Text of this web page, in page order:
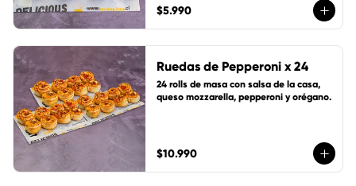
$5.990
Ruedas de Pepperoni x 24
24 rolls de masa con salsa de la casa,
queso mozzarella, pepperoni y orégano.
$10.990